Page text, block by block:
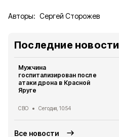
Авторы: Сергей Сторожев
Последние новости
Мужчина
госпитализирован после
атаки дрона в Красной
Яруге
СВО Сегодня, 10:54
Все новости